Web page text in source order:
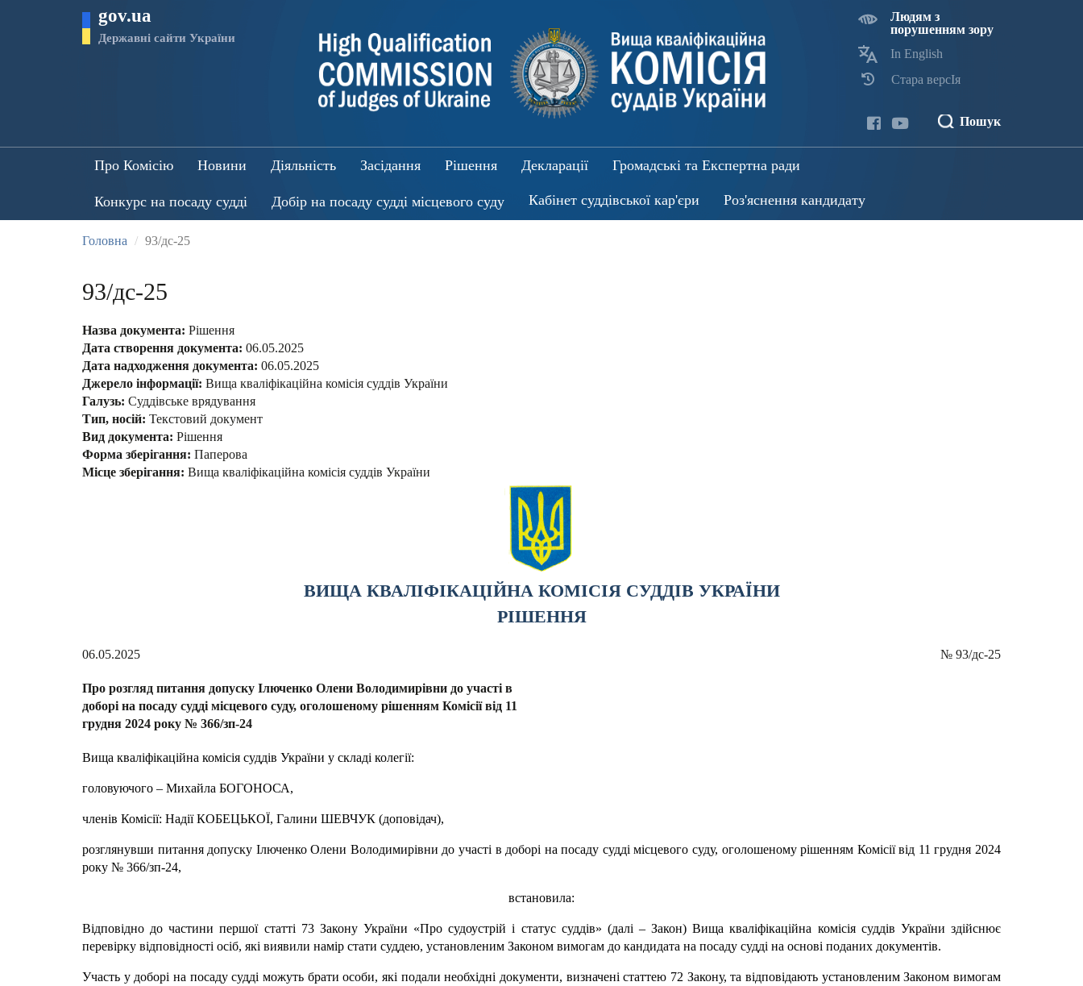
gov.ua
Державні сайти України
Людям з
порушенням зору
In English
Стара версІя
Пошук
Про Комісію Новини Діяльність Засідання Рішення Декларації Громадські та Експертна ради
Конкурс на посаду судді Добір на посаду судді місцевого суду Кабінет суддівської кар'єри Роз'яснення кандидату
Головна 93/дс-25
93/дс-25
Назва документа: Рішення
Дата створення документа: 06.05.2025
Дата надходження документа: 06.05.2025
Джерело інформації: Вища кваліфікаційна комісія суддів України
Галузь: Суддівське врядування
Тип, носій: Текстовий документ
Вид документа: Рішення
Форма зберігання: Паперова
Місце зберігання: Вища кваліфікаційна комісія суддів України
ВИЩА КВАЛІФІКАЦІЙНА КОМІСІЯ СУДДІВ УКРАЇНИ
РІШЕННЯ
06.05.2025 № 93/дс-25
Про розгляд питання допуску Ілюченко Олени Володимирівни до участі в
доборі на посаду судді місцевого суду, оголошеному рішенням Комісії від 11
грудня 2024 року № 366/зп-24
Вища кваліфікаційна комісія суддів України у складі колегії:
головуючого – Михайла БОГОНОСА,
членів Комісії: Надії КОБЕЦЬКОЇ, Галини ШЕВЧУК (доповідач),
розглянувши питання допуску Ілюченко Олени Володимирівни до участі в доборі на посаду судді місцевого суду, оголошеному рішенням Комісії від 11 грудня 2024
року № 366/зп-24,
встановила:
Відповідно до частини першої статті 73 Закону України «Про судоустрій і статус суддів» (далі – Закон) Вища кваліфікаційна комісія суддів України здійснює
перевірку відповідності осіб, які виявили намір стати суддею, установленим Законом вимогам до кандидата на посаду судді на основі поданих документів.
Участь у доборі на посаду судді можуть брати особи, які подали необхідні документи, визначені статтею 72 Закону, та відповідають установленим Законом вимогам